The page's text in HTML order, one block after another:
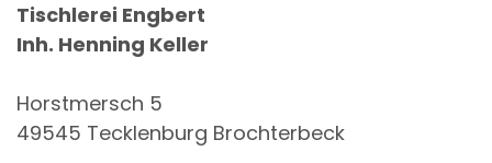
Tischlerei Engbert
Inh. Henning Keller
Horstmersch 5
49545 Tecklenburg Brochterbeck